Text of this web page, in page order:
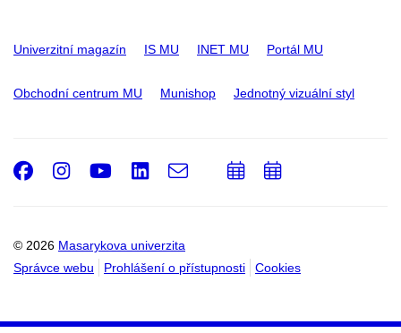
Univerzitní magazín IS MU INET MU Portál MU
Obchodní centrum MU Munishop Jednotný vizuální styl
© 2026 Masarykova univerzita
Správce webu
Prohlášení o přístupnosti Cookies
Facebook
Instagram
Youtube
LinkedIn
e-
PřidatPřidat